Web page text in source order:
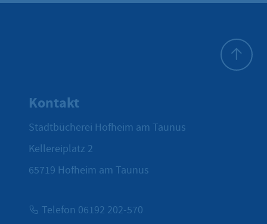
Kontakt
Stadtbücherei Hofheim am Taunus
Kellereiplatz 2
65719 Hofheim am Taunus
Telefon 06192 202-570